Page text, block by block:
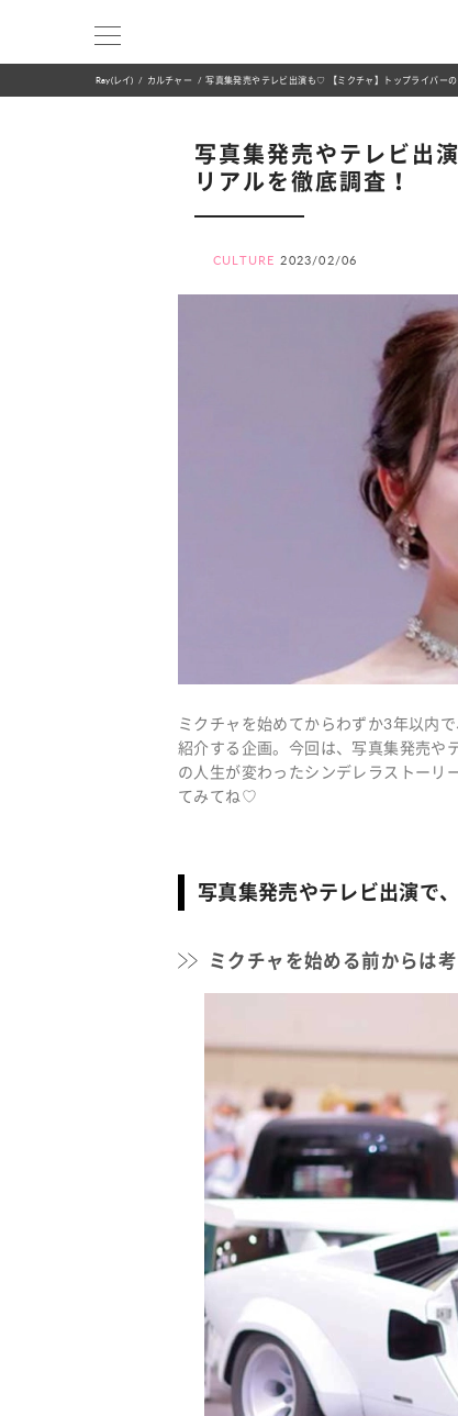
Ray(レイ) カルチャー 写真集発売やテレビ出演も♡ 【ミクチャ】トップライバーの
写真集発売やテレビ出
リアルを徹底調査！
CULTURE 2023/02/06
ミクチャを始めてからわずか3年以内
紹介する企画。今回は、写真集発売や
の人生が変わったシンデレラストーリ
てみてね♡
写真集発売やテレビ出演で
ミクチャを始める前からは